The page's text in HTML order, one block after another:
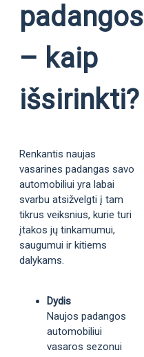
padangos
– kaip
išsirinkti?
Renkantis naujas
vasarines padangas savo
automobiliui yra labai
svarbu atsižvelgti į tam
tikrus veiksnius, kurie turi
įtakos jų tinkamumui,
saugumui ir kitiems
dalykams.
Dydis
Naujos padangos
automobiliui
vasaros sezonui